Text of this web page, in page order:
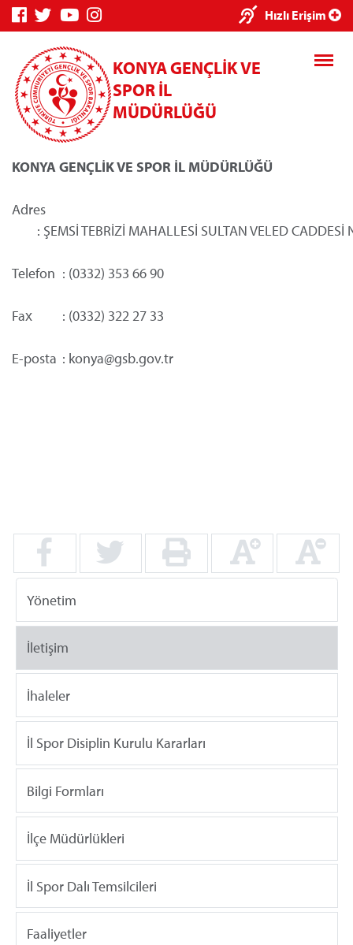
Hızlı Erişim
KONYA GENÇLİK VE
SPOR İL
MÜDÜRLÜĞÜ
KONYA GENÇLİK VE SPOR İL MÜDÜRLÜĞÜ
Adres
: ŞEMSİ TEBRİZİ MAHALLESİ SULTAN VELED
Telefon
	: (0332) 353 66 90
Fax
		: (0332) 322 27 33
E-posta
	: konya@gsb.gov.tr
Yönetim
İletişim
İhaleler
İl Spor Disiplin Kurulu Kararları
Bilgi Formları
İlçe Müdürlükleri
İl Spor Dalı Temsilcileri
Faaliyetler